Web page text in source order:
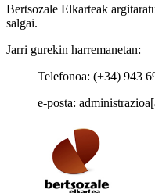
Bertsozale Elkarteak
salgai.
Jarri gurekin harremanetan:
Telefonoa: (+34) 943
e-posta: